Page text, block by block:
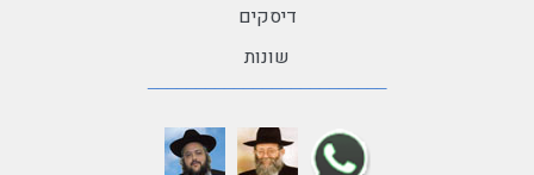
דיסקים
שונות